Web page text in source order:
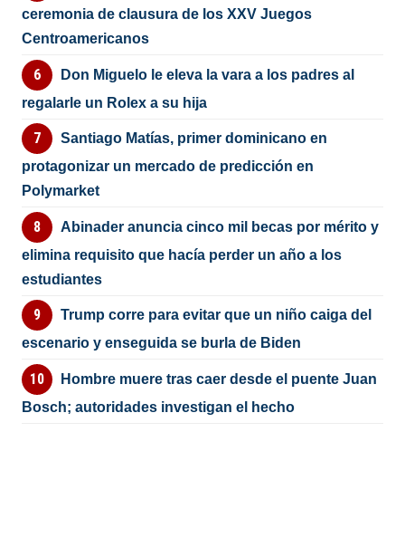
ceremonia de clausura de los XXV Juegos
Centroamericanos
Don Miguelo le eleva la vara a los padres al
regalarle un Rolex a su hija
Santiago Matías, primer dominicano en
protagonizar un mercado de predicción en
Polymarket
Abinader anuncia cinco mil becas por mérito y
elimina requisito que hacía perder un año a los
estudiantes
Trump corre para evitar que un niño caiga del
escenario y enseguida se burla de Biden
Hombre muere tras caer desde el puente Juan
Bosch; autoridades investigan el hecho